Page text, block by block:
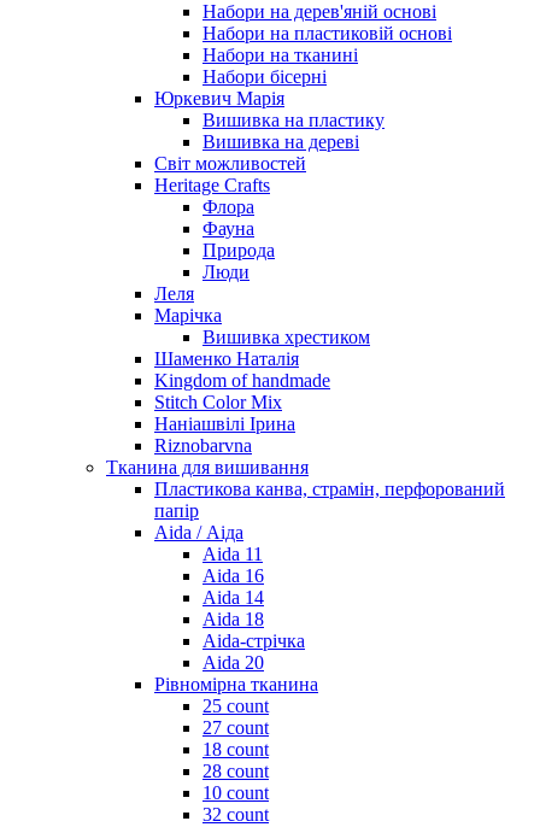
Набори на дерев'яній основі
Набори на пластиковій основі
Набори на тканині
Набори бісерні
Юркевич Марія
Вишивка на пластику
Вишивка на дереві
Світ можливостей
Heritage Crafts
Флора
Фауна
Природа
Люди
Леля
Марічка
Вишивка хрестиком
Шаменко Наталія
Kingdom of handmade
Stitch Color Mix
Наніашвілі Ірина
Riznobarvna
Тканина для вишивання
Пластикова канва, страмін, перфорований
папір
Aida / Аіда
Aida 11
Aida 16
Aida 14
Aida 18
Aida-стрічка
Aida 20
Рівномірна тканина
25 count
27 count
18 count
28 count
10 count
32 count